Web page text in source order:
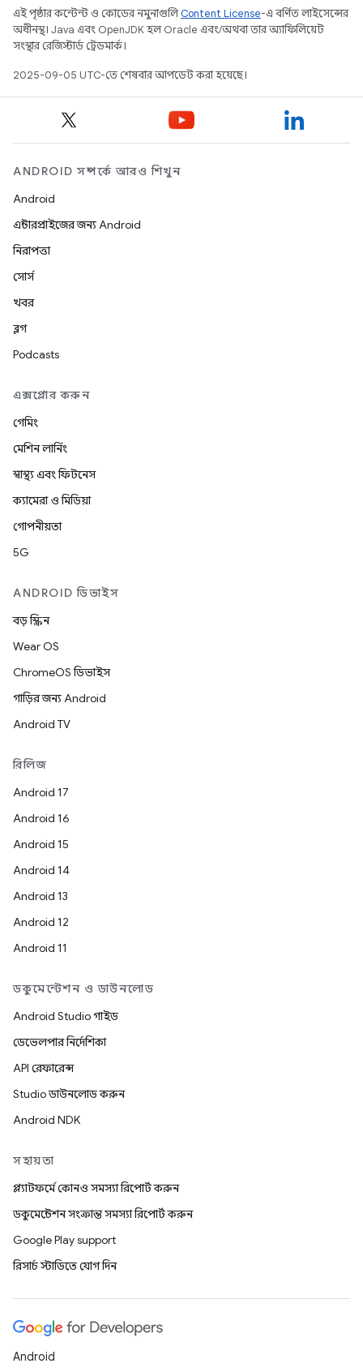
এই পৃষ্ঠার কন্টেন্ট ও কোডের নমুনাগুলিContent License-এ বর্ণিত লাইসেন্সের
অধীনস্থ। Java এবং OpenJDK হল Oracle এবং/অথবা তার অ্যাফিলিয়েট
সংস্থার রেজিস্টার্ড ট্রেডমার্ক।
2025-09-05 UTC-তে শেষবার আপডেট করা হয়েছে।
ANDROID সম্পর্কে আরও শিখুন
Android
এন্টারপ্রাইজের জন্য Android
নিরাপত্তা
সোর্স
খবর
ব্লগ
Podcasts
এক্সপ্লোর করুন
গেমিং
মেশিন লার্নিং
স্বাস্থ্য এবং ফিটনেস
ক্যামেরা ও মিডিয়া
গোপনীয়তা
5G
ANDROID ডিভাইস
বড় স্ক্রিন
Wear OS
ChromeOS ডিভাইস
গাড়ির জন্য Android
Android TV
রিলিজ
Android 17
Android 16
Android 15
Android 14
Android 13
Android 12
Android 11
ডকুমেন্টেশন ও ডাউনলোড
Android Studio গাইড
ডেভেলপার নির্দেশিকা
API রেফারেন্স
Studio ডাউনলোড করুন
Android NDK
সহায়তা
প্ল্যাটফর্মে কোনও সমস্যা রিপোর্ট করুন
ডকুমেন্টেশন সংক্রান্ত সমস্যা রিপোর্ট করুন
Google Play support
রিসার্চ স্টাডিতে যোগ দিন
Android